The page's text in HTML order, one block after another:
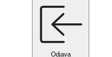
Odjava